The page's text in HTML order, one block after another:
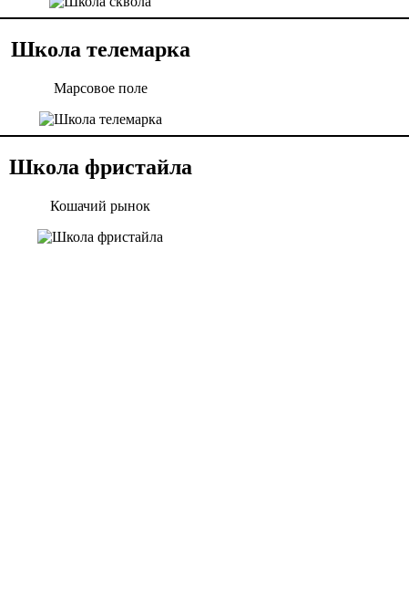
Школа телемарка
Марсовое поле
Школа фристайла
Кошачий рынок